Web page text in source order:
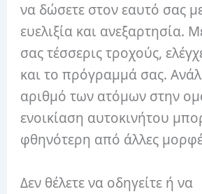
να δώσετε στον εαυτό σας
ευελιξία και ανεξαρτησία.
σας τέσσερις τροχούς,
και το πρόγραμμά σας.
αριθμό των ατόμων στην
ενοικίαση αυτοκινήτου
φθηνότερη από άλλες
Δεν θέλετε να οδηγείτε ή να